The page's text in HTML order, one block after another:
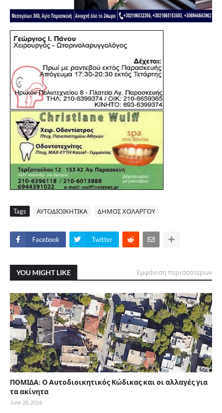
Tags ΑΥΤΟΔΙΟΙΚΗΤΙΚΑ ΔΗΜΟΣ ΧΟΛΑΡΓΟΥ
Facebook Twitter
YOU MIGHT LIKE Εμφάνιση περισσότερων
ΠΟΜΙΔΑ: Ο Αυτοδιοικητικός Κώδικας και οι αλλαγές για
τα ακίνητα
June 28, 2026